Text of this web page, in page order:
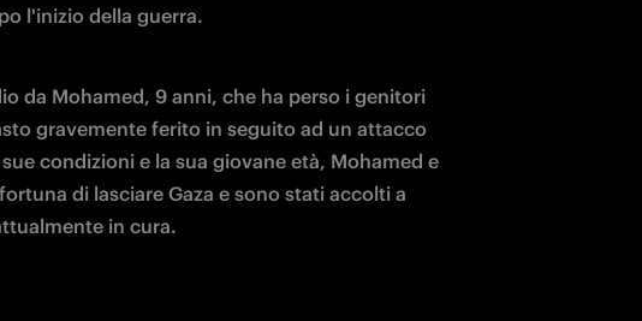
l'inizio della guerra.
da Mohamed, 9 anni, che ha perso i genitori
gravemente ferito in seguito ad un attacco
condizioni e la sua giovane età, Mohamed e
di lasciare Gaza e sono stati accolti a
in cura.